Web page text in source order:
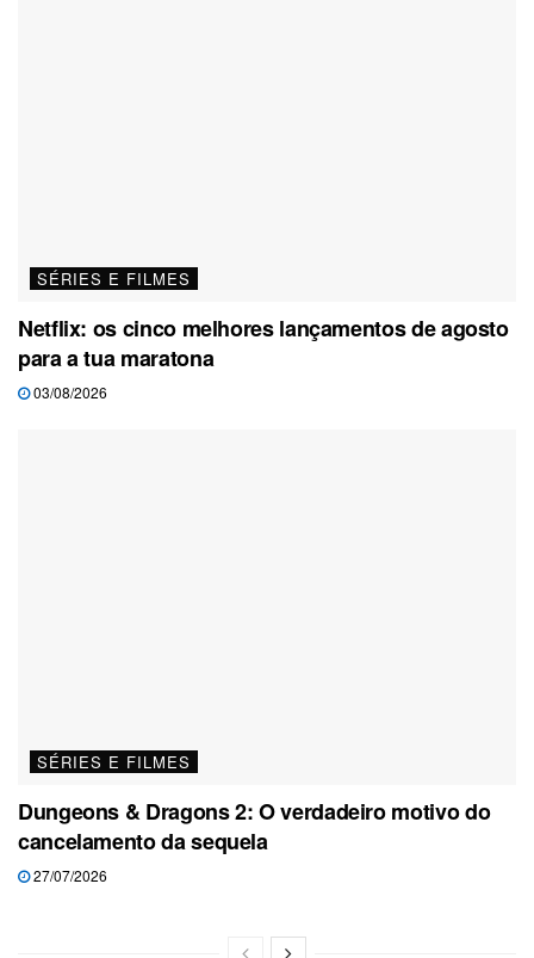
SÉRIES E FILMES
Netflix: os cinco melhores lançamentos de agosto
para a tua maratona
03/08/2026
SÉRIES E FILMES
Dungeons & Dragons 2: O verdadeiro motivo do
cancelamento da sequela
27/07/2026